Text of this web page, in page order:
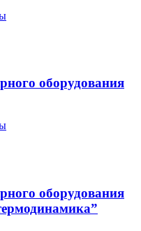
оборудования
оборудования